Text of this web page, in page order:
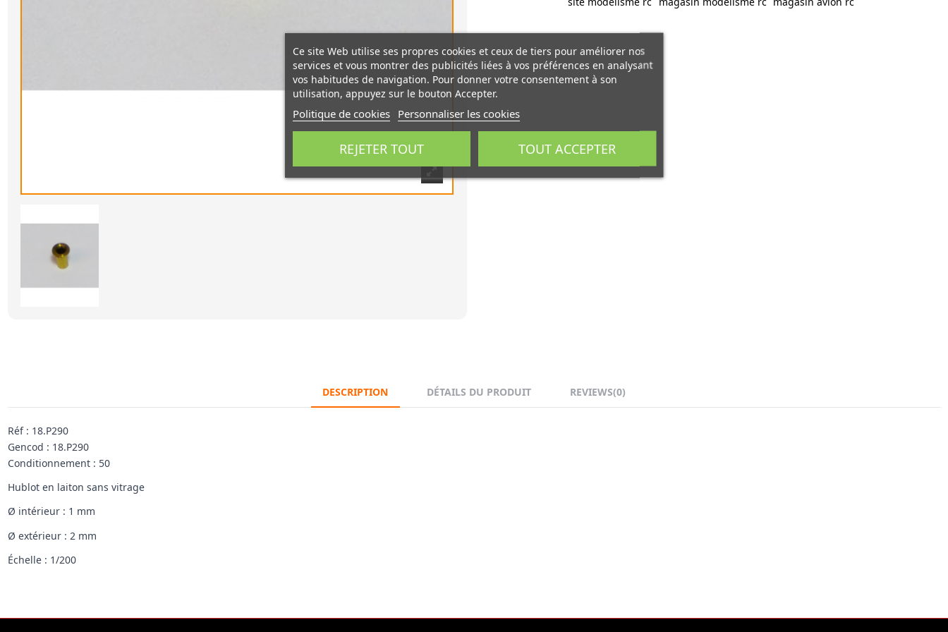
DESCRIPTION DÉTAILS DU PRODUIT REVIEWS(0)
Réf : 18.P290
Gencod : 18.P290
Conditionnement : 50
Hublot en laiton sans vitrage
Ø intérieur : 1 mm
Ø extérieur : 2 mm
Échelle : 1/200
Ce site Web utilise ses propres cookies et ceux de tiers pour améliorer nos
services et vous montrer des publicités liées à vos préférences en analysant
vos habitudes de navigation. Pour donner votre consentement à son
utilisation, appuyez sur le bouton Accepter.
Politique de cookies Personnaliser les cookies
REJETER TOUT TOUT ACCEPTER